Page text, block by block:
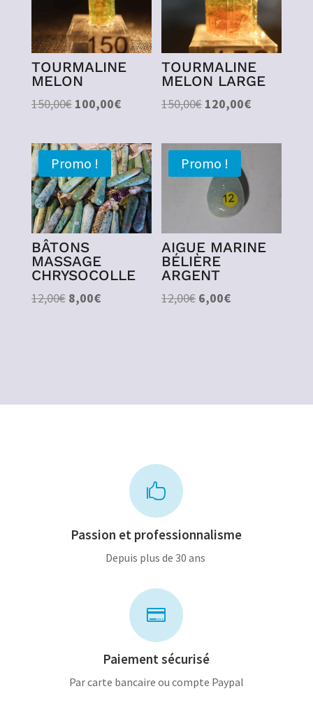
TOURMALINE
MELON
150,00€ Le
initial
était :
150,00€.
100,00€Le
actuel
est :
100,00€.
TOURMALINE
MELON LARGE
150,00€ Le
initial
était :
150,00€.
120,00€Le
actuel
Promo !
BÂTONS
MASSAGE
CHRYSOCOLLE
12,00€ Le
8,00€Le
Promo !
AIGUE MARINE
BÉLIÈRE
ARGENT
12,00€ Le
6,00€Le

Passion et professionnalisme
Depuis plus de 30 ans

Paiement sécurisé
Par carte bancaire ou compte Paypal